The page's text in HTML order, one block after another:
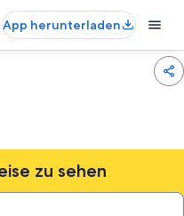
App herunterladen
zu sehen